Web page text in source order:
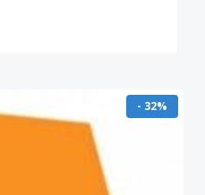
- 32%